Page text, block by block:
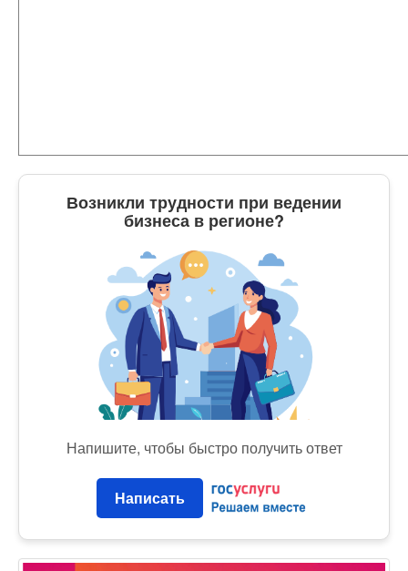
Возникли трудности при ведении
бизнеса в регионе?
Напишите, чтобы быстро получить ответ
Написать